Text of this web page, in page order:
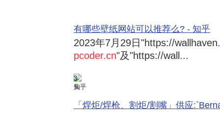
有哪些壁纸网站可以推荐么? - 知乎
2023年7月29日 "https://
pcoder.cn"及"https://wall...
3
知乎
「焊炬/焊枪、割炬/割嘴」供应